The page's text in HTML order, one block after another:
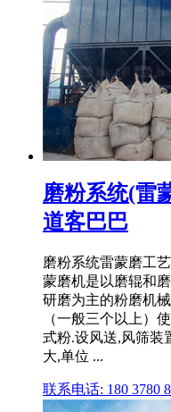
磨粉系统(雷
道客巴巴
磨粉系统雷蒙磨工
蒙磨机是以磨辊和
研磨为主的粉磨机
（一般三个以上）
式粉.设风送,风筛装
大,单位 ...
联系电话: 180 3780